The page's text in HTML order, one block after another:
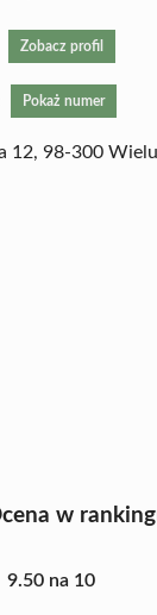
Zobacz profil
Pokaż numer
12, 98-300
w
9.50 na 10